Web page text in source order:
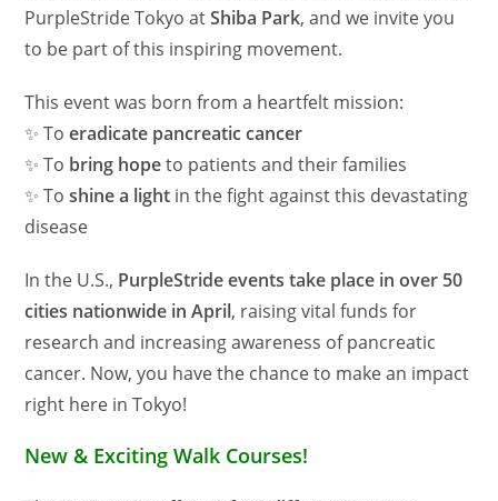
PurpleStride Tokyo atShiba Park, and we invite you
to be part of this inspiring movement.
This event was born from a heartfelt mission:
✨ Toeradicate pancreatic cancer
✨ To bring hopeto patients and their families
✨ Toshine a light in the fight against this devastating
disease
In the U.S., PurpleStride events take place in over 50
cities nationwide in April, raising vital funds for
research and increasing awareness of pancreatic
cancer. Now, you have the chance to make an impact
right here in Tokyo!
New & Exciting Walk Courses!